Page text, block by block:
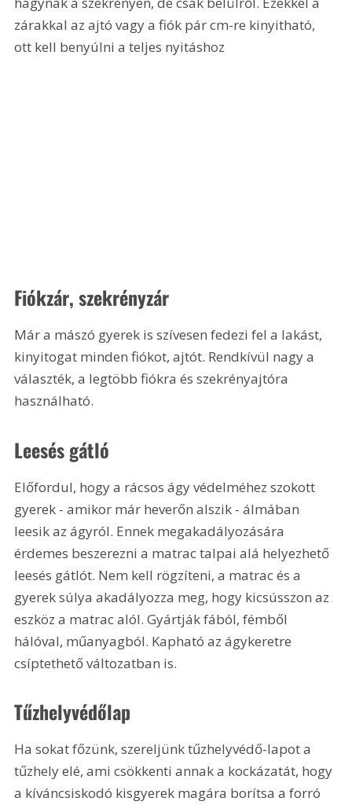
zárakkal az ajtó vagy a fiók pár cm-re kinyitható,
ott kell benyúlni a teljes nyitáshoz
Fiókzár, szekrényzár
Már a mászó gyerek is szívesen fedezi fel a lakást,
kinyitogat minden fiókot, ajtót. Rendkívül nagy a
választék, a legtöbb fiókra és szekrényajtóra
használható.
Leesés gátló
Előfordul, hogy a rácsos ágy védelméhez szokott
gyerek - amikor már heverőn alszik - álmában
leesik az ágyról. Ennek megakadályozására
érdemes beszerezni a matrac talpai alá helyezhető
leesés gátlót. Nem kell rögzíteni, a matrac és a
gyerek súlya akadályozza meg, hogy kicsússzon az
eszköz a matrac alól. Gyártják fából, fémből
hálóval, műanyagból. Kapható az ágykeretre
csíptethető változatban is.
Tűzhelyvédőlap
Ha sokat főzünk, szereljünk tűzhelyvédő-lapot a
tűzhely elé, ami csökkenti annak a kockázatát, hogy
a kíváncsiskodó kisgyerek magára borítsa a forró